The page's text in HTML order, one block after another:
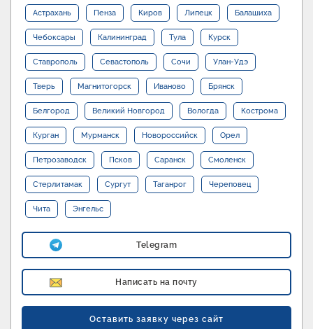
Астрахань Пенза Киров Липецк Балашиха
Чебоксары Калининград Тула Курск
Ставрополь Севастополь Сочи Улан-Удэ
Тверь Магнитогорск Иваново Брянск
Белгород Великий Новгород Вологда Кострома
Курган Мурманск Новороссийск Орел
Петрозаводск Псков Саранск Смоленск
Стерлитамак Сургут Таганрог Череповец
Чита Энгельс
Telegram
Написать на почту
Оставить заявку через сайт